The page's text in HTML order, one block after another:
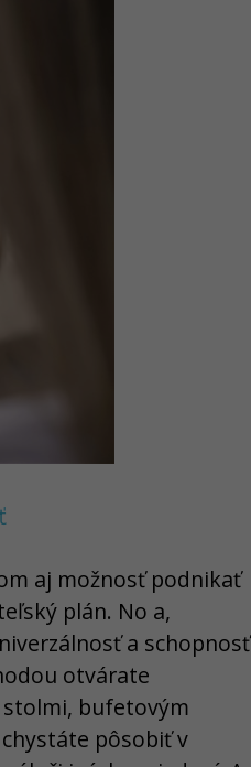
aj možnosť podnikať
plán. No a,
a schopnosť
otvárate
bufetovým
pôsobiť v